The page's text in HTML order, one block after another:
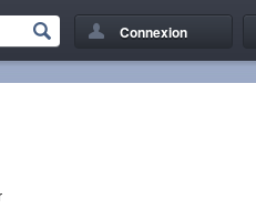
Connexion